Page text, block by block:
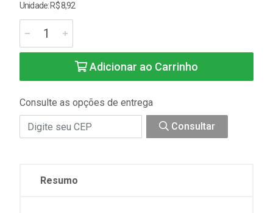
Unidade: R$ 8,92
Adicionar ao Carrinho
Consulte as opções de entrega
Consultar
Resumo